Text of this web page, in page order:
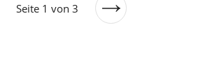
Seite 1 von 3
Nächste